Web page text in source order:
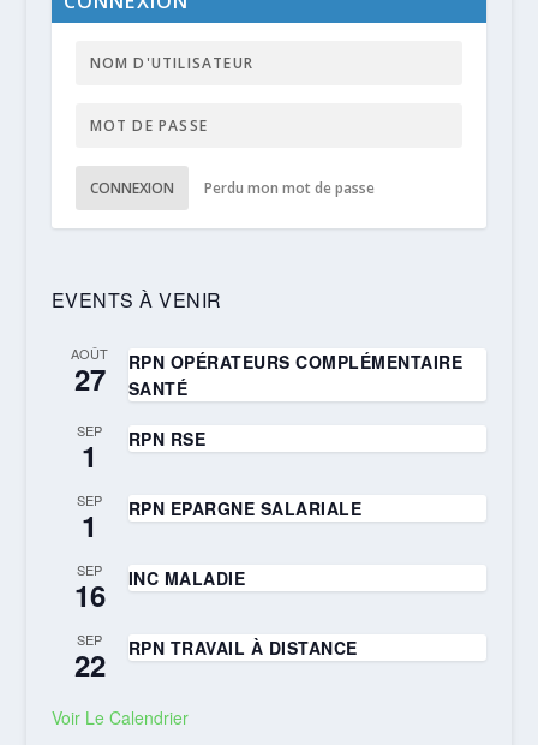
CONNEXION Perdu mon mot de passe
EVENTS À VENIR
AOÛT
27
RPN OPÉRATEURS COMPLÉMENTAIRE
SANTÉ
SEP
1 RPN RSE
SEP
1 RPN EPARGNE SALARIALE
SEP
16 INC MALADIE
SEP
22 RPN TRAVAIL À DISTANCE
Voir Le Calendrier